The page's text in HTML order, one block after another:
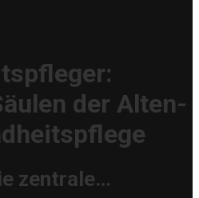
der Alten-
zentrale…